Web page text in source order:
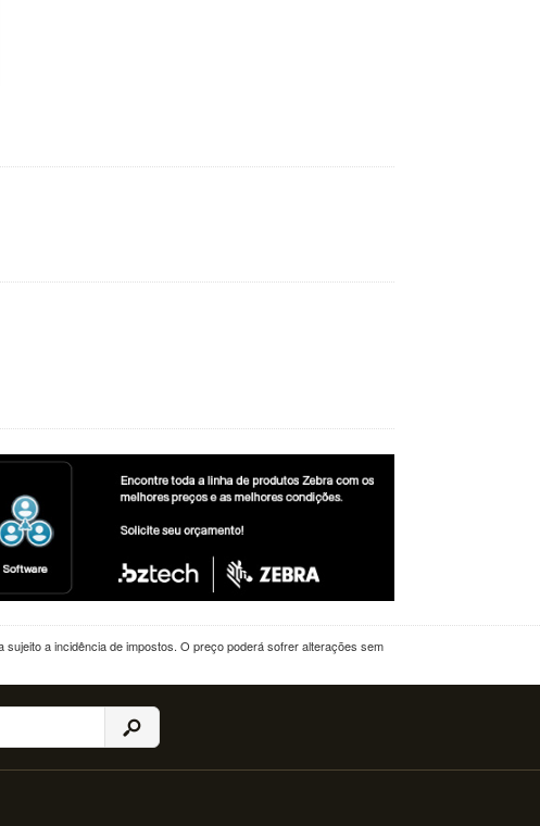
a incidência de impostos. O preço poderá sofrer alterações sem